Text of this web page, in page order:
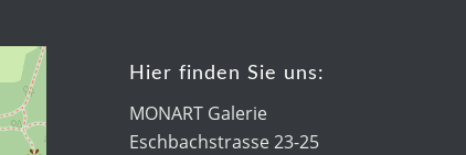
Hier finden Sie uns:
MONART Galerie
Eschbachstrasse 23-25